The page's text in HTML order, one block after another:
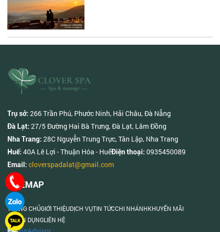
Trụ sở: 266 Trần Phú, Phước Ninh, Hải Châu, Đà Nẵng
Đà Lạt: 27/5 Đường Hai Bà Trưng, Đà Lạt, Lâm Đồng
Nha Trang: 28C Nguyễn Trung Trực, Tân Lập, Nha Trang
Huế: 40A Lê Lợi - Thuận Hóa - HuếĐiện thoại: 0935450089
Email: cloverspadalat@gmail.com
SITEMAP
TRANG CHỦGIỚI THIỆUDỊCH VỤTIN TỨCCHI NHÁNHKHUYẾN MÃI
TUYỂN DỤNGLIÊN HỆ